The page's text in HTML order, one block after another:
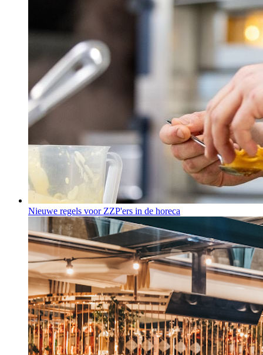
Nieuwe regels voor ZZP'ers in de horeca